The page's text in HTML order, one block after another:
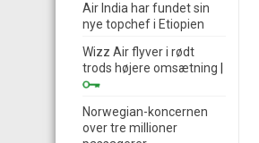
Air India har fundet sin
nye topchef i Etiopien
Wizz Air flyver i rødt
trods højere omsætning
Norwegian-koncernen
over tre millioner